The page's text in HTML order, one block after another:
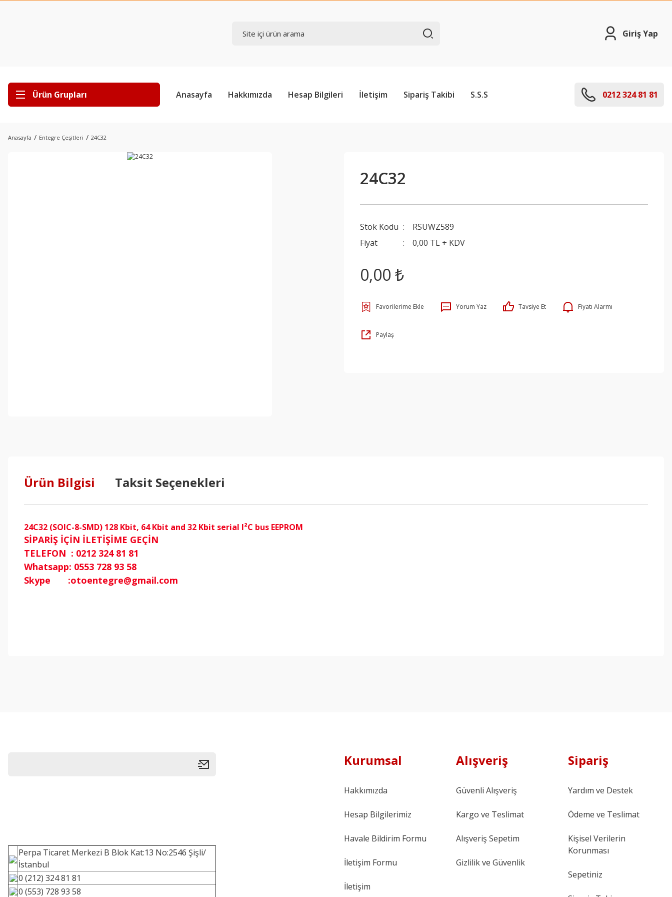
Giriş Yap
Ürün Grupları Anasayfa Hakkımızda Hesap Bilgileri İletişim Sipariş Takibi S.S.S 0212 324 81 81
Anasayfa Entegre Çeşitleri 24C32
24C32
Stok Kodu
RSUWZ589
Fiyat
0,00 TL + KDV
0,00 ₺
Yorum Yaz Tavsiye Et Fiyatı Alarmı
Paylaş
Ürün Bilgisi Taksit Seçenekleri
24C32 (SOIC-8-SMD) 128 Kbit, 64 Kbit and 32 Kbit serial I²C bus EEPROM
SİPARİŞ İÇİN İLETİŞİME GEÇİN
TELEFON : 0212 324 81 81
Whatsapp: 0553 728 93 58
Skype :otoentegre@gmail.com
Perpa Ticaret Merkezi B Blok Kat:13 No:2546 Şişli/
İstanbul
0 (212) 324 81 81
0 (553) 728 93 58
Kurumsal
Hakkımızda
Hesap Bilgilerimiz
Havale Bildirim Formu
İletişim Formu
İletişim
Alışveriş
Güvenli Alışveriş
Kargo ve Teslimat
Alışveriş Sepetim
Gizlilik ve Güvenlik
Sipariş
Yardım ve Destek
Ödeme ve Teslimat
Kişisel Verilerin
Korunması
Sepetiniz